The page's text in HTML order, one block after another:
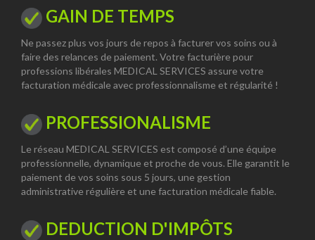
GAIN DE TEMPS
Ne passez plus vos jours de repos à facturer vos soins ou à
faire des relances de paiement. Votre facturière pour
professions libérales MEDICAL SERVICES assure votre
facturation médicale avec professionnalisme et régularité !
PROFESSIONALISME
Le réseau MEDICAL SERVICES est composé d’une équipe
professionnelle, dynamique et proche de vous. Elle garantit le
paiement de vos soins sous 5 jours, une gestion
administrative régulière et une facturation médicale fiable.
DEDUCTION D'IMPÔTS